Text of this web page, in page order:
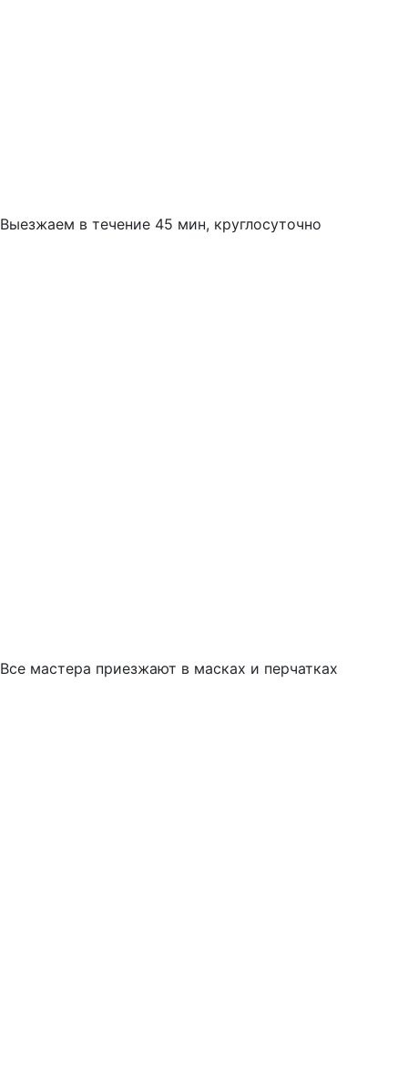
Выезжаем в течение 45 мин, круглосуточно
Все мастера приезжают в масках и перчатках